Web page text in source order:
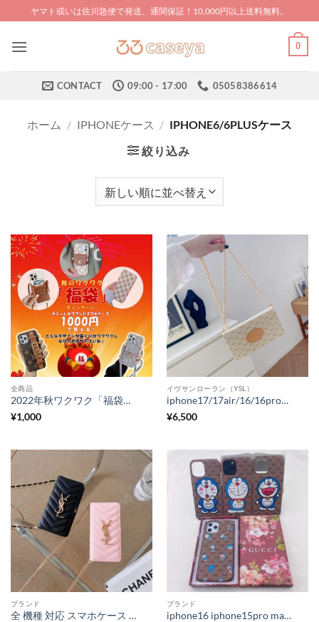
to
content
ヤマト或いは佐川急便で発送、通関保証！10,000円以上送料無料。
0
CONTACT 09:00 - 17:00 05058386614
ホーム / IPHONEケース / IPHONE6/6PLUSケース
絞り込み
全商品
2022年秋ワクワク「福袋」キャンペーン開催！オシャレなハイブランドスマホケースは1000円だけで買える！
¥1,000
イヴサンローラン（YSL）
iphone17/17air/16/16proケース サンローラン iphone15/14 手帳 型 ケース ハイ ブランド ysl スマホケース 手帳 型 アンドロイド 全機種対応 韓国 Galaxy/Xperiaケース斜めがけ
¥6,500
ブランド
全 機種 対応 スマホケース ハイ ブランド ysl iphone17/17pro/16/16proケース 手帳型 チェーン付き androidケース galaxys21+/s20 サンローラン風 スマホケース エクスペリア バッグ風 オシャレ プレゼント
ブランド
iphone16 iphone15pro max 携帯ケース グッチ ドラえもん iphone14pro max カバー かわいい gucci iphone14/13 携帯ケース パロディ モバイルケース 限定 iphone12pro ケース 安い